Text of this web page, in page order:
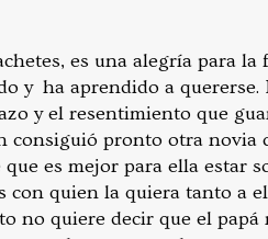
es una alegría para la
y ha aprendido a quererse.
y el resentimiento que
consiguió pronto otra novia
es mejor para ella estar
con quien la quiera tanto a
no quiere decir que el